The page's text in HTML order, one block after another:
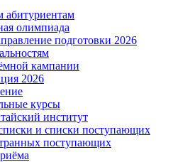
олимпиада
подготовки 2026
кампании
2026
курсы
институт
и списки поступающих
поступающих